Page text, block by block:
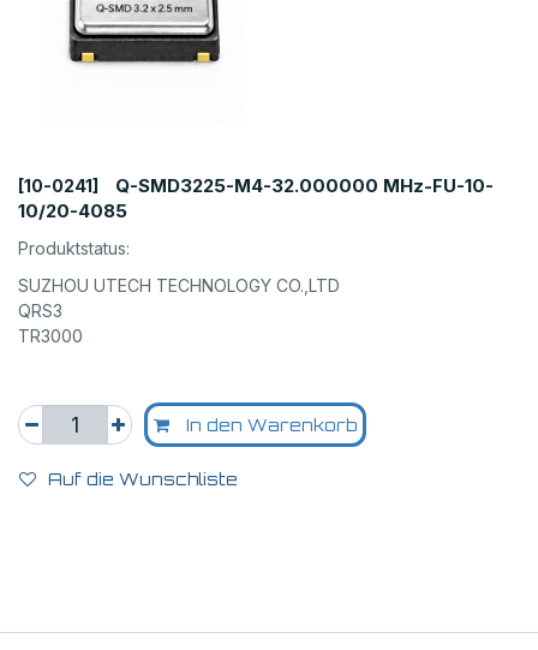
[10-0241]
Q-SMD3225-M4-32.000000 MHz-FU-10-
10/20-4085
Produktstatus:
SUZHOU UTECH TECHNOLOGY CO.,LTD
QRS3
TR3000
In den Warenkorb
Auf die Wunschliste